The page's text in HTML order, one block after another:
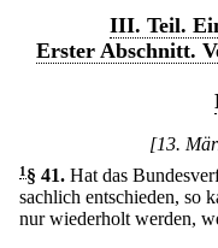
III. Teil.
Erster Abschnitt.
[13.
1 § 41. Hat das
sachlich entschieden, so
nur wiederholt werden,